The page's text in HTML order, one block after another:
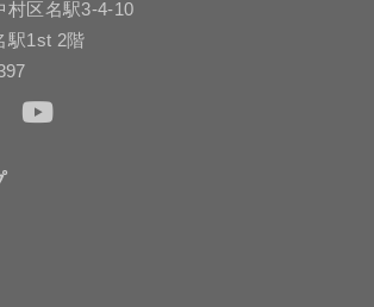
村区名駅3-4-10
駅1st 2階